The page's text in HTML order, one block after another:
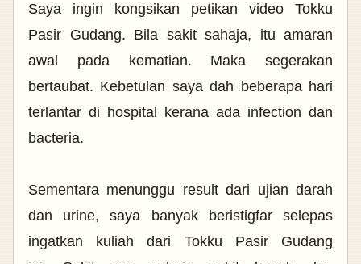
Saya ingin kongsikan petikan video Tokku
Pasir Gudang. Bila sakit sahaja, itu amaran
awal pada kematian. Maka segerakan
bertaubat. Kebetulan saya dah beberapa hari
terlantar di hospital kerana ada infection dan
bacteria.
Sementara menunggu result dari ujian darah
dan urine, saya banyak beristigfar selepas
ingatkan kuliah dari Tokku Pasir Gudang